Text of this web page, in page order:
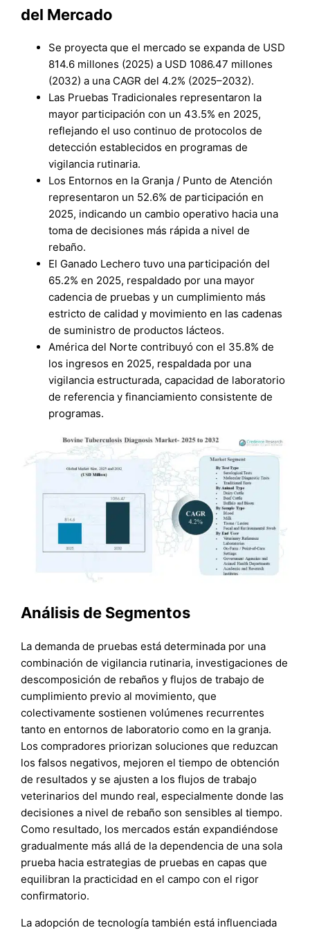
del Mercado
Se proyecta que el mercado se expanda de USD
814.6 millones (2025) a USD 1086.47 millones
(2032) a una CAGR del 4.2% (2025–2032).
Las Pruebas Tradicionales representaron la
mayor participación con un 43.5% en 2025,
reflejando el uso continuo de protocolos de
detección establecidos en programas de
vigilancia rutinaria.
Los Entornos en la Granja / Punto de Atención
representaron un 52.6% de participación en
2025, indicando un cambio operativo hacia una
toma de decisiones más rápida a nivel de
rebaño.
El Ganado Lechero tuvo una participación del
65.2% en 2025, respaldado por una mayor
cadencia de pruebas y un cumplimiento más
estricto de calidad y movimiento en las cadenas
de suministro de productos lácteos.
América del Norte contribuyó con el 35.8% de
los ingresos en 2025, respaldada por una
vigilancia estructurada, capacidad de laboratorio
de referencia y financiamiento consistente de
programas.
Análisis de Segmentos
La demanda de pruebas está determinada por una
combinación de vigilancia rutinaria, investigaciones de
descomposición de rebaños y flujos de trabajo de
cumplimiento previo al movimiento, que
colectivamente sostienen volúmenes recurrentes
tanto en entornos de laboratorio como en la granja.
Los compradores priorizan soluciones que reduzcan
los falsos negativos, mejoren el tiempo de obtención
de resultados y se ajusten a los flujos de trabajo
veterinarios del mundo real, especialmente donde las
decisiones a nivel de rebaño son sensibles al tiempo.
Como resultado, los mercados están expandiéndose
gradualmente más allá de la dependencia de una sola
prueba hacia estrategias de pruebas en capas que
equilibran la practicidad en el campo con el rigor
confirmatorio.
La adopción de tecnología también está influenciada